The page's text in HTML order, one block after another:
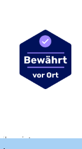
Imprint